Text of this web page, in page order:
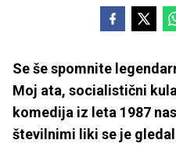
Se še spomnite
Moj ata, socialistični
komedija iz leta 1987
številnimi liki se je